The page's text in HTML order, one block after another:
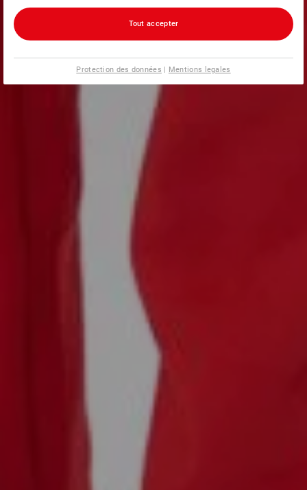
Tout accepter
Protection des données | Mentions legales